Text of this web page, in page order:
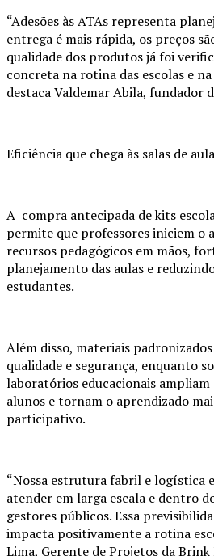
“Adesões às ATAs representa
entrega é mais rápida, os preços
qualidade dos produtos já foi
concreta na rotina das escolas e
destaca Valdemar Abila, fundador
Eficiência que chega às salas de aula
A compra antecipada de kits
permite que professores iniciem o
recursos pedagógicos em mãos,
planejamento das aulas e
estudantes.
Além disso, materiais
qualidade e segurança, enquanto
laboratórios educacionais
alunos e tornam o aprendizado
participativo.
“Nossa estrutura fabril e logística
atender em larga escala e dentro
gestores públicos. Essa
impacta positivamente a rotina
Lima, Gerente de Projetos da Brink